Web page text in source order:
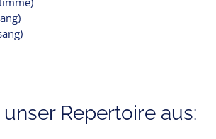
Repertoire aus: